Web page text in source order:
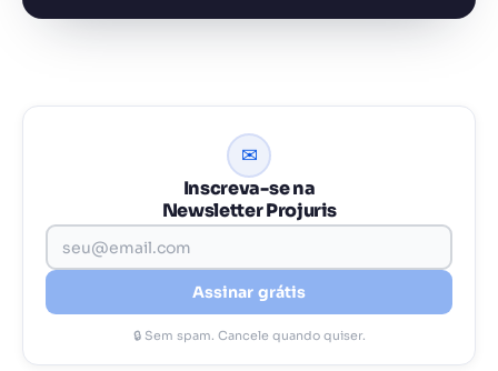
superar…
✉
Inscreva-se na
Newsletter Projuris
Assinar grátis
🔒 Sem spam. Cancele quando quiser.